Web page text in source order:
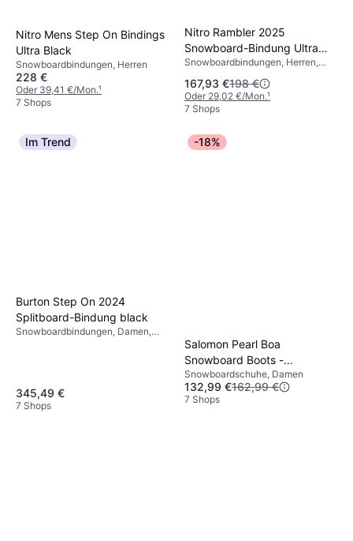
Nitro Mens Step On Bindings
Ultra Black
Snowboardbindungen, Herren
228 €
Oder 39,41 €/Mon.¹
7 Shops
Nitro Rambler 2025
Snowboard-Bindung Ultra
Black
Snowboardbindungen, Herren,
167,93 €198 €
Oder 29,02 €/Mon.¹
7 Shops
Im Trend
Burton Step On 2024
Splitboard-Bindung black
Snowboardbindungen, Damen,
345,49 €
7 Shops
-18%
Salomon Pearl Boa
Snowboard Boots -
Black/White/Gold
Snowboardschuhe, Damen
132,99 €162,99 €
7 Shops